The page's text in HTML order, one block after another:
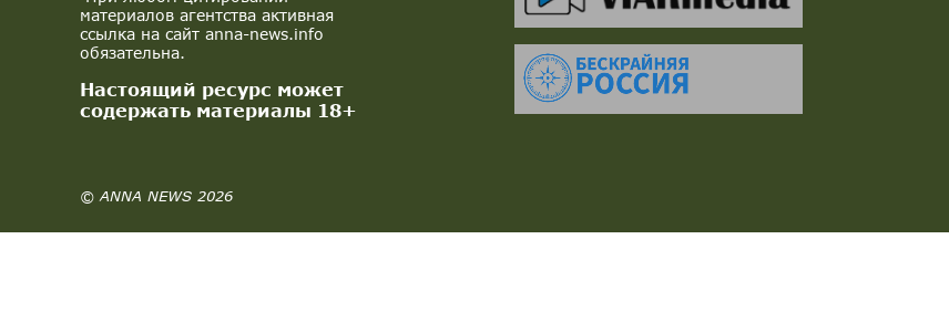
материалов агентства активная
ссылка на сайт anna-news.info
обязательна.
Настоящий ресурс может
содержать материалы 18+
© ANNA NEWS 2026